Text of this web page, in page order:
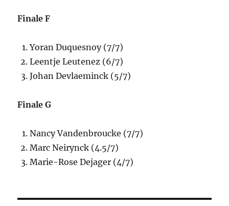
Finale F
Yoran Duquesnoy (7/7)
Leentje Leutenez (6/7)
Johan Devlaeminck (5/7)
Finale G
Nancy Vandenbroucke (7/7)
Marc Neirynck (4.5/7)
Marie-Rose Dejager (4/7)